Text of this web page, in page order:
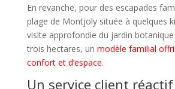
En revanche, pour des escapades
plage de Montjoly située à quelques
visite approfondie du jardin botanique
trois hectares, un modèle familial
confort et d’espace.
Un service client